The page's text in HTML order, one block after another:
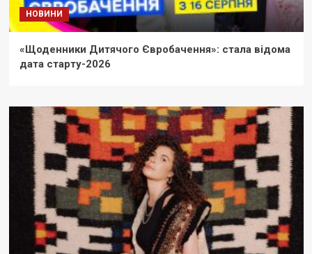
НОВИНИ
«Щоденники Дитячого Євробачення»: стала відома
дата старту-2026